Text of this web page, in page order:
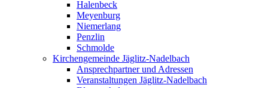
Halenbeck
Meyenburg
Niemerlang
Penzlin
Schmolde
Kirchengemeinde Jäglitz-Nadelbach
Ansprechpartner und Adressen
Veranstaltungen Jäglitz-Nadelbach